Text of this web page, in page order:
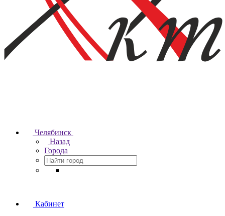
Челябинск
Назад
Города
Кабинет